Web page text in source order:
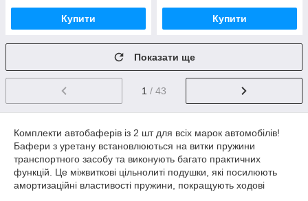
Купити Купити
Показати ще
1 / 43
Комплекти автобаферів із 2 шт для всіх марок автомобілів!
Бафери з уретану встановлюються на витки пружини
транспортного засобу та виконують багато практичних
функцій. Це міжвиткові цільнолиті подушки, які посилюють
амортизаційні властивості пружини, покращують ходові